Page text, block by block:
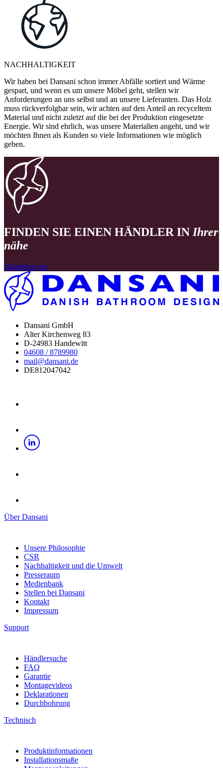
NACHHALTIGKEIT
Wir haben bei Dansani schon immer Abfälle sortiert und Wärme
gespart, und wenn es um unsere Möbel geht, stellen wir
Anforderungen an uns selbst und an unsere Lieferanten. Das Holz
muss rückverfolgbar sein, wir achten auf den Anteil an recyceltem
Material und nicht zuletzt auf die bei der Produktion eingesetzte
Energie. Wir sind ehrlich, was unsere Materialien angeht, und wir
möchten Ihnen als Kunden so viele Informationen wie möglich
geben.
FINDEN SIE EINEN HÄNDLER IN Ihrer
nähe
Händlersuche
Dansani GmbH
Alter Kirchenweg 83
D-24983 Handewitt
04608 / 8789980
mail@dansani.de
DE812047042
Über Dansani
Unsere Philosophie
CSR
Nachhaltigkeit und die Umwelt
Presseraum
Medienbank
Stellen bei Dansani
Kontakt
Impressum
Support
Händlersuche
FAQ
Garantie
Montagevideos
Deklarationen
Durchbohrung
Technisch
Produktinformationen
Installationsmaße